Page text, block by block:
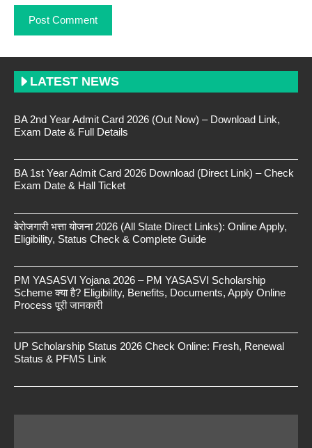
LATEST NEWS
BA 2nd Year Admit Card 2026 (Out Now) – Download Link,
Exam Date & Full Details
BA 1st Year Admit Card 2026 Download (Direct Link) – Check
Exam Date & Hall Ticket
बेरोजगारी भत्ता योजना 2026 (All State Direct Links): Online Apply,
Eligibility, Status Check & Complete Guide
PM YASASVI Yojana 2026 – PM YASASVI Scholarship
Scheme क्या है? Eligibility, Benefits, Documents, Apply Online
Process पूरी जानकारी
UP Scholarship Status 2026 Check Online: Fresh, Renewal
Status & PFMS Link